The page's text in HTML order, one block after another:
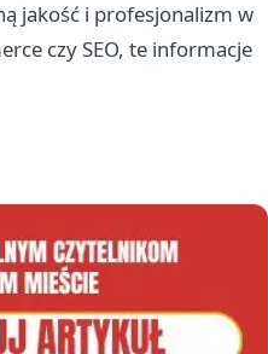
jakość i profesjonalizm w
czy SEO, te informacje